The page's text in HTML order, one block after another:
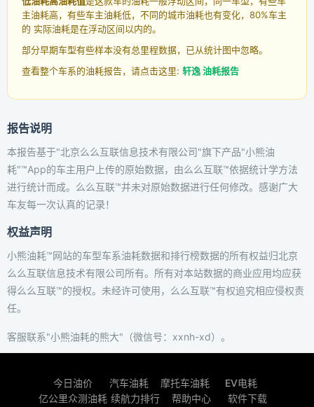
主油耗高，有些车主油耗低，不同的城市油耗也有变化，80%车主
的 实际油耗是在浮动区间以内的。
部分早期车型有些样本没有总里程数据，已从统计图中忽略。
查看整个车系的油耗报告，请点击这里: 轩逸 油耗报告
报告说明
本报告基于"北京么么互联信息技术有限公司"旗下产品"小熊油
耗"™App的车主用户上传的原始数据，由么么互联™依据统计学方法
进行统计而成。么么互联™并未对原始数据进行任何修改。感谢广大
车友每一次认真的记录！
权益声明
小熊油耗™网站的车型车系油耗数据和排行榜数据的所有权益归北京
么么互联信息技术有限公司所有。所有对本站数据的商业应用均应获
得么么互联™的授权。未经许可使用，么么互联™有权追究相应侵权责
任。
客服联系"小熊油耗的熊大"（微信号：xxnh-xd）。
今日油价 汽车油耗 摩托车油耗
EV电耗
亿公里众测油耗 续航力排行 帮助中心 软件下载